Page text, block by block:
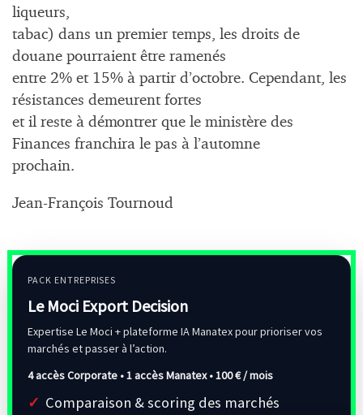
liqueurs,
tabac) dans un premier temps, les droits de
douane pourraient être ramenés
entre 2% et 15% à partir d’octobre. Cependant, les
résistances demeurent fortes
et il reste à démontrer que le ministère des
Finances franchira le pas à l’automne
prochain.
Jean-François Tournoud
PACK ENTREPRISES
Le Moci Export Decision
Expertise Le Moci + plateforme IA Manatex pour prioriser vos
marchés et passer à l’action.
4 accès Corporate • 1 accès Manatex •100 € / mois
Comparaison & scoring des marchés